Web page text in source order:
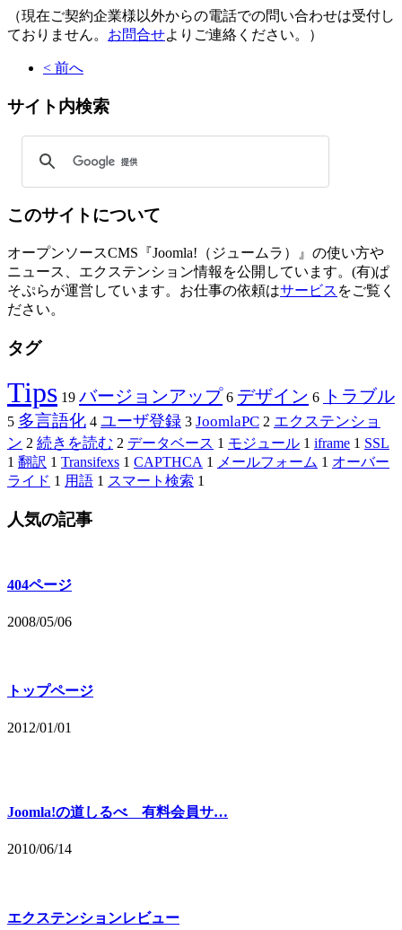
（現在ご契約企業様以外からの電話での問い合わせは受付し
ておりません。 お問合せよりご連絡ください。）
< 前へ
サイト内検索
このサイトについて
オープンソースCMS『Joomla!（ジュームラ）』の使い方や
ニュース、エクステンション情報を公開しています。(有)ぱ
そぷらが運営しています。お仕事の依頼はサービス をご覧く
ださい。
タグ
Tips 19 バージョンアップ 6 デザイン 6 トラブル
5 多言語化 4 ユーザ登録 3 JoomlaPC 2 エクステンショ
ン 2 続きを読む 2 データベース 1 モジュール 1 iframe 1 SSL
1 翻訳 1 Transifexs 1 CAPTHCA 1 メールフォーム 1 オーバー
ライド 1 用語 1 スマート検索 1
人気の記事
404ページ
2008/05/06
トップページ
2012/01/01
Joomla!の道しるべ 有料会員サ…
2010/06/14
エクステンションレビュー